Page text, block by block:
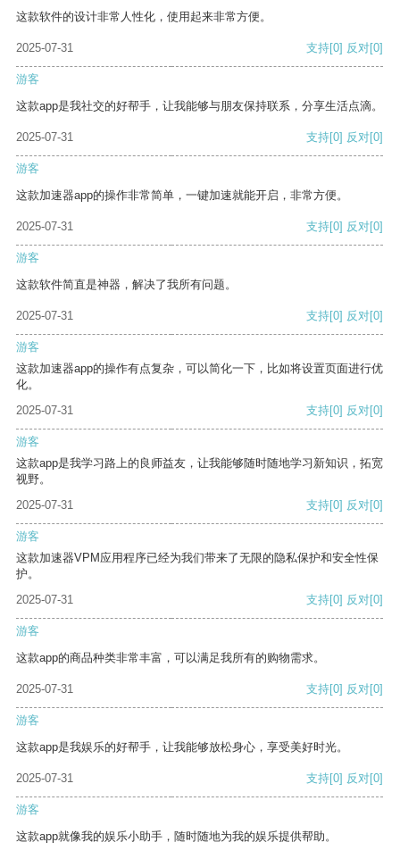
这款软件的设计非常人性化，使用起来非常方便。
2025-07-31 支持[0] 反对[0]
游客
这款app是我社交的好帮手，让我能够与朋友保持联系，分享生活点滴。
2025-07-31 支持[0] 反对[0]
游客
这款加速器app的操作非常简单，一键加速就能开启，非常方便。
2025-07-31 支持[0] 反对[0]
游客
这款软件简直是神器，解决了我所有问题。
2025-07-31 支持[0] 反对[0]
游客
这款加速器app的操作有点复杂，可以简化一下，比如将设置页面进行优
化。
2025-07-31
支持[0] 反对[0]
游客
这款app是我学习路上的良师益友，让我能够随时随地学习新知识，拓宽
视野。
2025-07-31
支持[0] 反对[0]
游客
这款加速器VPM应用程序已经为我们带来了无限的隐私保护和安全性保
护。
2025-07-31
支持[0] 反对[0]
游客
这款app的商品种类非常丰富，可以满足我所有的购物需求。
2025-07-31 支持[0] 反对[0]
游客
这款app是我娱乐的好帮手，让我能够放松身心，享受美好时光。
2025-07-31 支持[0] 反对[0]
游客
这款app就像我的娱乐小助手，随时随地为我的娱乐提供帮助。